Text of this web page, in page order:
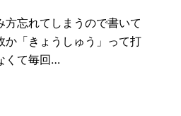
方忘れてしまうので書いて
か「きょうしゅう」って打
くて毎回…